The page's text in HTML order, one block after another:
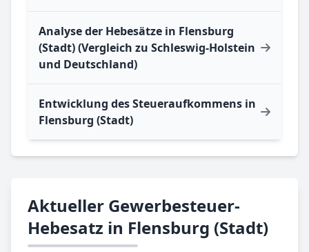
Analyse der Hebesätze in Flensburg
(Stadt) (Vergleich zu Schleswig-Holstein
und Deutschland)
Entwicklung des Steueraufkommens in
Flensburg (Stadt)
Aktueller Gewerbesteuer-
Hebesatz in Flensburg (Stadt)